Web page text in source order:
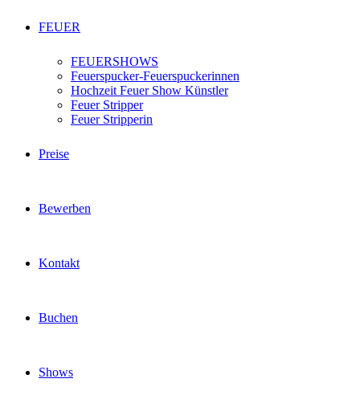
FEUER
FEUERSHOWS
Feuerspucker-Feuerspuckerinnen
Hochzeit Feuer Show Künstler
Feuer Stripper
Feuer Stripperin
Preise
Bewerben
Kontakt
Buchen
Shows